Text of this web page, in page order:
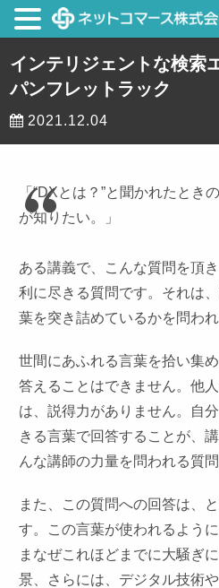
インテリジェントな検索
パンフレットラック
2021.12.04
「“DXとは？”と聞かれたとき
が知りたい。」
ある講義で、こんな質問を頂
利に尽きる質問です。それは
葉を突き詰めているかを問われ
世間にあふれる言葉を拾い集
答えることはできません。他
は、説得力がありません。自
きる言葉で回答することが、
んな講師の力量を問われる質問
また、この質問への回答は、
す。この言葉が使われるよう
まなぜこれほどまでに大騒ぎ
景、さらには、デジタル技術